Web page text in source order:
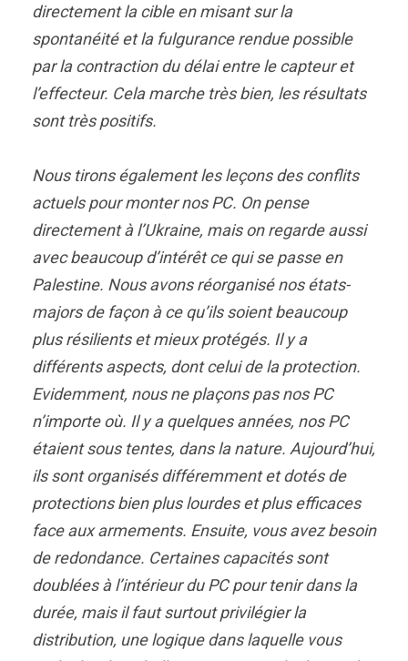
directement la cible en misant sur la
spontanéité et la fulgurance rendue possible
par la contraction du délai entre le capteur et
l’effecteur. Cela marche très bien, les résultats
sont très positifs.
Nous tirons également les leçons des conflits
actuels pour monter nos PC. On pense
directement à l’Ukraine, mais on regarde aussi
avec beaucoup d’intérêt ce qui se passe en
Palestine. Nous avons réorganisé nos états-
majors de façon à ce qu’ils soient beaucoup
plus résilients et mieux protégés. Il y a
différents aspects, dont celui de la protection.
Evidemment, nous ne plaçons pas nos PC
n’importe où. Il y a quelques années, nos PC
étaient sous tentes, dans la nature. Aujourd’hui,
ils sont organisés différemment et dotés de
protections bien plus lourdes et plus efficaces
face aux armements. Ensuite, vous avez besoin
de redondance. Certaines capacités sont
doublées à l’intérieur du PC pour tenir dans la
durée, mais il faut surtout privilégier la
distribution, une logique dans laquelle vous